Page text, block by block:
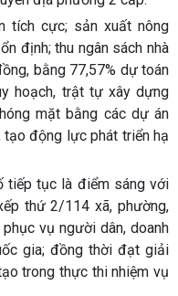
tích cực; sản xuất nông
định; thu ngân sách nhà
bằng 77,57% dự toán
hoạch, trật tự xây dựng
mặt bằng các dự án
động lực phát triển hạ
tiếp tục là điểm sáng với
thứ 2/114 xã, phường,
vụ người dân, doanh
gia; đồng thời đạt giải
trong thực thi nhiệm vụ